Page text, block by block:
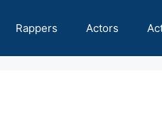
Rappers Actors